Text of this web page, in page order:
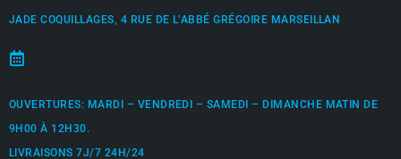
JADE COQUILLAGES, 4 RUE DE L’ABBÉ GRÉGOIRE MARSEILLAN
OUVERTURES: MARDI – VENDREDI – SAMEDI – DIMANCHE MATIN DE
9H00 À 12H30.
LIVRAISONS 7J/7 24H/24